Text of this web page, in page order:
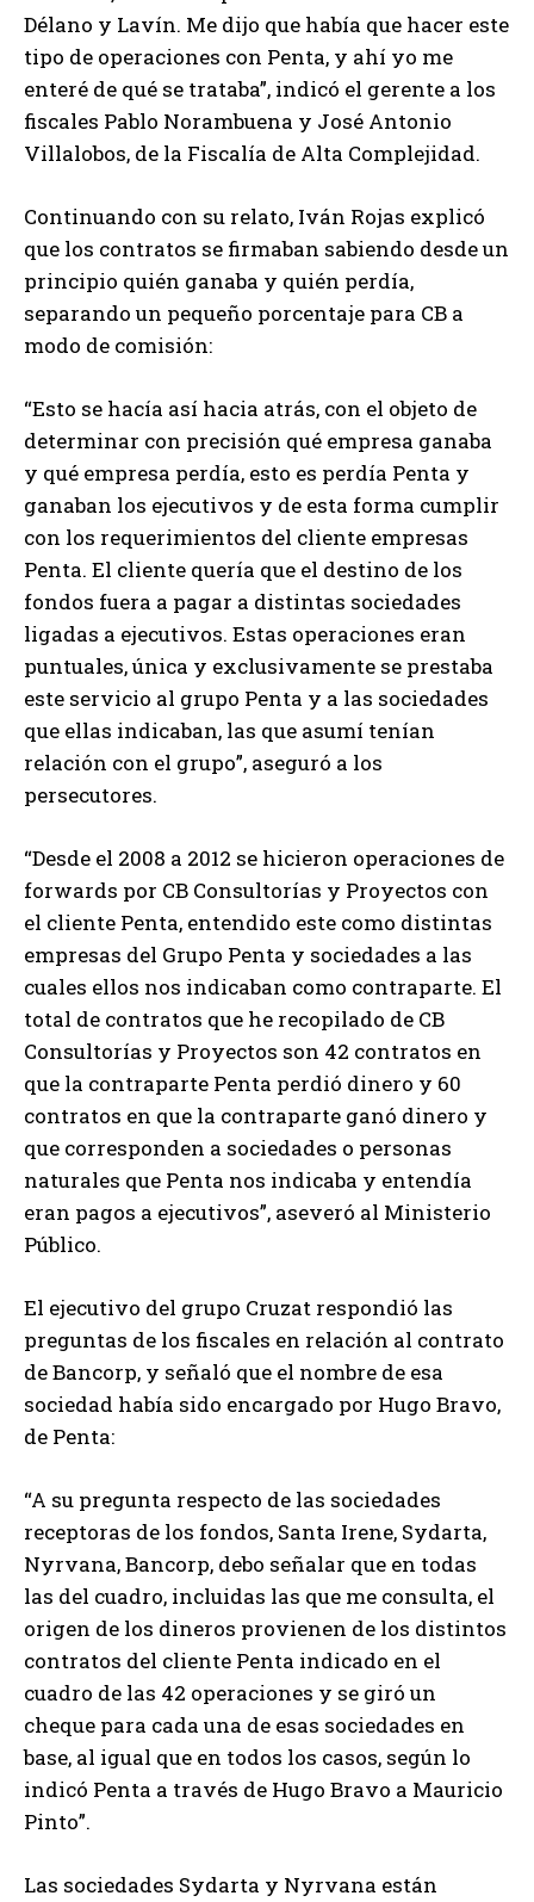
Délano y Lavín. Me dijo que había que hacer este
tipo de operaciones con Penta, y ahí yo me
enteré de qué se trataba”, indicó el gerente a los
fiscales Pablo Norambuena y José Antonio
Villalobos, de la Fiscalía de Alta Complejidad.
Continuando con su relato, Iván Rojas explicó
que los contratos se firmaban sabiendo desde un
principio quién ganaba y quién perdía,
separando un pequeño porcentaje para CB a
modo de comisión:
“Esto se hacía así hacia atrás, con el objeto de
determinar con precisión qué empresa ganaba
y qué empresa perdía, esto es perdía Penta y
ganaban los ejecutivos y de esta forma cumplir
con los requerimientos del cliente empresas
Penta. El cliente quería que el destino de los
fondos fuera a pagar a distintas sociedades
ligadas a ejecutivos. Estas operaciones eran
puntuales, única y exclusivamente se prestaba
este servicio al grupo Penta y a las sociedades
que ellas indicaban, las que asumí tenían
relación con el grupo”, aseguró a los
persecutores.
“Desde el 2008 a 2012 se hicieron operaciones de
forwards por CB Consultorías y Proyectos con
el cliente Penta, entendido este como distintas
empresas del Grupo Penta y sociedades a las
cuales ellos nos indicaban como contraparte. El
total de contratos que he recopilado de CB
Consultorías y Proyectos son 42 contratos en
que la contraparte Penta perdió dinero y 60
contratos en que la contraparte ganó dinero y
que corresponden a sociedades o personas
naturales que Penta nos indicaba y entendía
eran pagos a ejecutivos”, aseveró al Ministerio
Público.
El ejecutivo del grupo Cruzat respondió las
preguntas de los fiscales en relación al contrato
de Bancorp, y señaló que el nombre de esa
sociedad había sido encargado por Hugo Bravo,
de Penta:
“A su pregunta respecto de las sociedades
receptoras de los fondos, Santa Irene, Sydarta,
Nyrvana, Bancorp, debo señalar que en todas
las del cuadro, incluidas las que me consulta, el
origen de los dineros provienen de los distintos
contratos del cliente Penta indicado en el
cuadro de las 42 operaciones y se giró un
cheque para cada una de esas sociedades en
base, al igual que en todos los casos, según lo
indicó Penta a través de Hugo Bravo a Mauricio
Pinto”.
Las sociedades Sydarta y Nyrvana están